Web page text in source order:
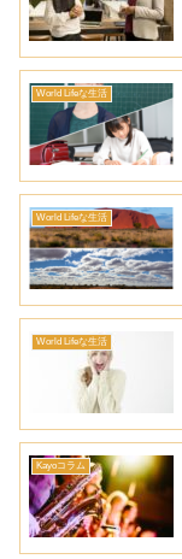
World Lifeな生活
World Lifeな生活
World Lifeな生活
Kayoコラム